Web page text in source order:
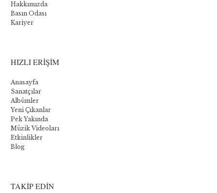
:
Les
meilleurs
jeux
Bien
que
Novomatic
propose
quelques
jeux
principale
Hakkımızda
Basın Odası
Kariyer
HIZLI ERİŞİM
Anasayfa
Sanatçılar
Albümler
Yeni Çıkanlar
Pek Yakında
Müzik Videoları
Etkinlikler
Blog
TAKİP EDİN